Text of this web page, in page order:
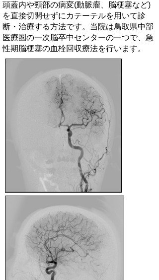
頭蓋内や頸部の病変(動脈瘤、脳梗塞など)
を直接切開せずにカテーテルを用いて診
断・治療する方法です。 当院は鳥取県中部
医療圏の一次脳卒中センターの一つで、急
性期脳梗塞の血栓回収療法を行います。